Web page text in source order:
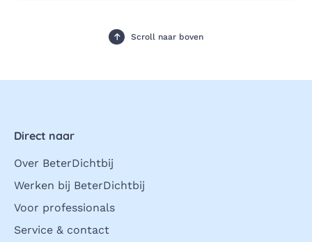
Scroll naar boven
Direct naar
Over BeterDichtbij
Werken bij BeterDichtbij
Voor professionals
Service & contact